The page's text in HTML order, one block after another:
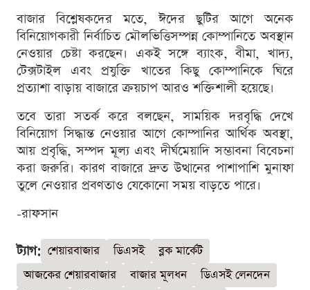
বাজার বিশ্লেষকদের মতে, ঈদের ছুটির আগে অনেক
বিনিয়োগকারী নির্বাচিত মৌলভিত্তিসম্পন্ন কোম্পানিতে অবস্থান
নেওয়ার চেষ্টা করছেন। একই সঙ্গে ব্যাংক, বীমা, খাদ্য,
টেক্সটাইল এবং প্রযুক্তি খাতের কিছু কোম্পানিকে ঘিরে
প্রত্যাশা বাড়ায় বাজারে ক্রয়চাপ আরও শক্তিশালী হয়েছে।
তবে তারা সতর্ক করে বলছেন, সাময়িক দরবৃদ্ধি দেখে
বিনিয়োগ সিদ্ধান্ত নেওয়ার আগে কোম্পানির আর্থিক অবস্থা,
আয় প্রবৃদ্ধি, সম্পদ মূল্য এবং দীর্ঘমেয়াদি সম্ভাবনা বিবেচনা
করা জরুরি। কারণ বাজারে দ্রুত উত্থানের পাশাপাশি মুনাফা
তুলে নেওয়ার প্রবণতাও যেকোনো সময় বাড়তে পারে।
-রাফসান
ট্যাগ: শেয়ারবাজার ডিএসই
ব্লক মার্কেট
আজকের শেয়ারবাজার
বাজার মূলধন
ডিএসই লেনদেন